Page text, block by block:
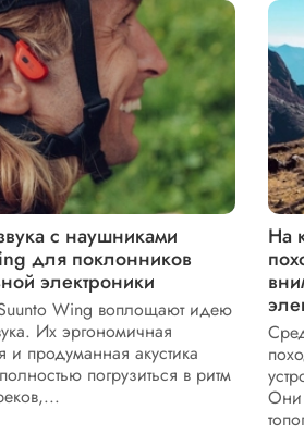
с наушниками
для поклонников
электроники
Wing воплощают идею
Их эргономичная
и продуманная акустика
погрузиться в ритм
На
Они